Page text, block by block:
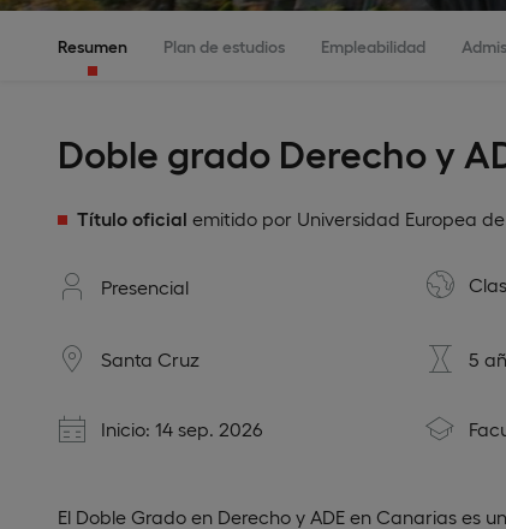
Resumen Plan de estudios Empleabilidad
Doble grado Derecho y
Título oficial emitido por Universidad Europea
Presencial
Santa Cruz 5
Inicio: 14 sep. 2026
El Doble Grado en Derecho y ADE en Canarias es